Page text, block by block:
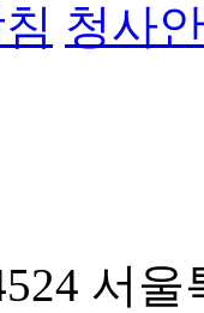
청사
서